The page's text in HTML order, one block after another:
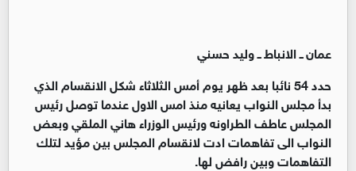
عمان ــ الانباط ــ وليد حسني
حدد 54 نائبا بعد ظهر يوم أمس الثلاثاء شكل الانقسام الذي
بدأ مجلس النواب يعانيه منذ امس الاول عندما توصل رئيس
المجلس عاطف الطراونه ورئيس الوزراء هاني الملقي وبعض
النواب الى تفاهمات ادت لانقسام المجلس بين مؤيد لتلك
التفاهمات وبين رافض لها.